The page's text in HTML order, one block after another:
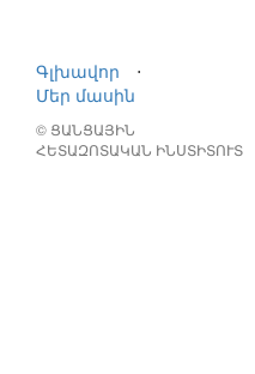
Գլխավոր
⋅
Մեր մասին
© ՑԱՆՑԱՅԻՆ
ՀԵՏԱԶՈՏԱԿԱՆ ԻՆՍՏԻՏՈՒՏ